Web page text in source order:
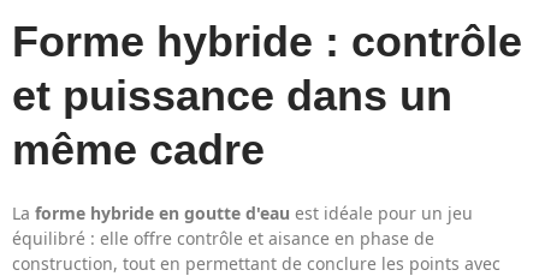
Forme hybride : contrôle
et puissance dans un
même cadre
La forme hybride en goutte d'eau est idéale pour un jeu
équilibré : elle offre contrôle et aisance en phase de
construction, tout en permettant de conclure les points avec